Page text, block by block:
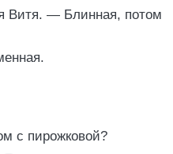
Витя. — Блинная, потом
с пирожковой?